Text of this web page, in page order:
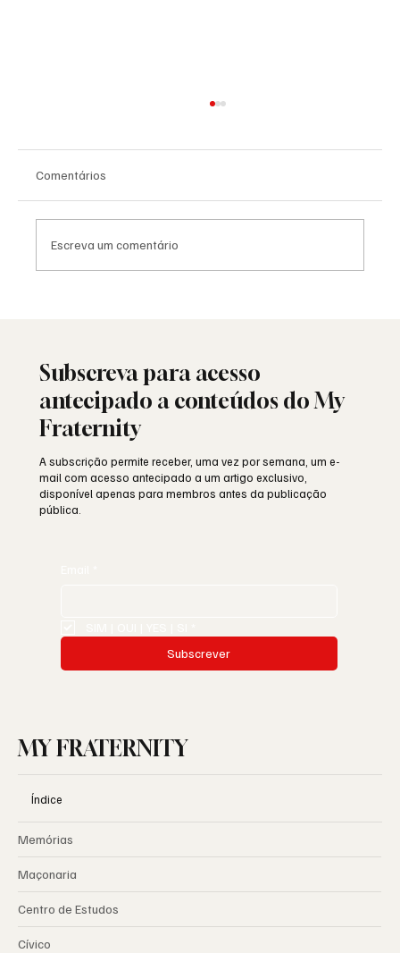
Comentários
Escreva um comentário
Subscreva para acesso
antecipado a conteúdos do My
Fraternity
A subscrição permite receber, uma vez por semana, um e-
mail com acesso antecipado a um artigo exclusivo,
disponível apenas para membros antes da publicação
pública.
Subscrever
MY FRATERNITY
Índice
Memórias
Maçonaria
Centro de Estudos
Cívico